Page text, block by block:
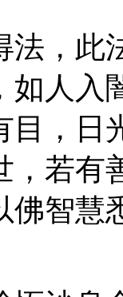
法，此
如人入
目，日
，若有
佛智慧